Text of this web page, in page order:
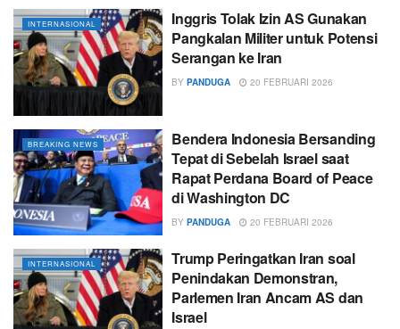
INTERNASIONAL
Inggris Tolak Izin AS Gunakan
Pangkalan Militer untuk Potensi
Serangan ke Iran
BY PANDUGA 20 FEBRUARI 2026
BREAKING NEWS
Bendera Indonesia Bersanding
Tepat di Sebelah Israel saat
Rapat Perdana Board of Peace
di Washington DC
BY PANDUGA 20 FEBRUARI 2026
INTERNASIONAL
Trump Peringatkan Iran soal
Penindakan Demonstran,
Parlemen Iran Ancam AS dan
Israel